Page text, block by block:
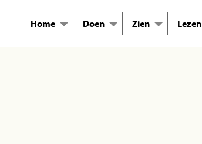
Home Doen Zien Lezen